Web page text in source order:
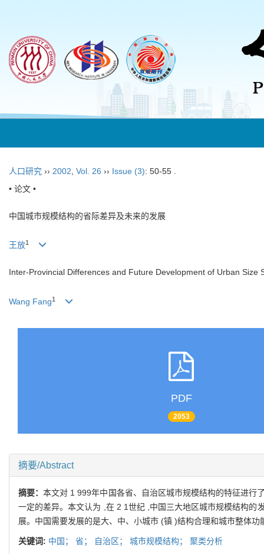
人口研究 ›› 2002 Vol. 26 ›› Issue (3): 50-55 .
• 论文 •
中国城市规模结构的省际差异及未来的发展
王放1
Inter-Provincial Differences and Future Development of Urban Size
Wang Fang1
PDF
2053
摘要/Abstract
摘要：本文对 1 999年中国各省、自治区城市规模结构的特征进行
一定的差异。本文认为 ,在 2 1世纪 ,中国三大地区城市规模结构
展。中国需要发展的是大、中、小城市 (镇 )结构合理和城市整体
关键词: 中国； 省； 自治区； 城市规模结构； 聚类分析